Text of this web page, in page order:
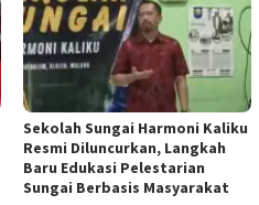
Sekolah Sungai Harmoni Kaliku
Resmi Diluncurkan, Langkah
Baru Edukasi Pelestarian
Sungai Berbasis Masyarakat